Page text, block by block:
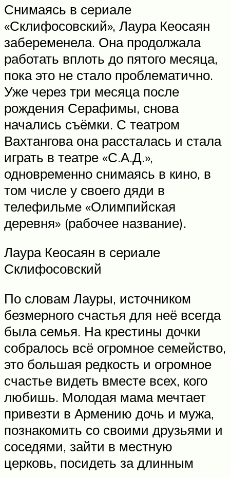
Снимаясь в сериале
«Склифосовский», Лаура Кеосаян
забеременела. Она продолжала
работать вплоть до пятого месяца,
пока это не стало проблематично.
Уже через три месяца после
рождения Серафимы, снова
начались съёмки. С театром
Вахтангова она рассталась и стала
играть в театре «С.А.Д.»,
одновременно снимаясь в кино, в
том числе у своего дяди в
телефильме «Олимпийская
деревня» (рабочее название).
Лаура Кеосаян в сериале
Склифосовский
По словам Лауры, источником
безмерного счастья для неё всегда
была семья. На крестины дочки
собралось всё огромное семейство,
это большая редкость и огромное
счастье видеть вместе всех, кого
любишь. Молодая мама мечтает
привезти в Армению дочь и мужа,
познакомить со своими друзьями и
соседями, зайти в местную
церковь, посидеть за длинным